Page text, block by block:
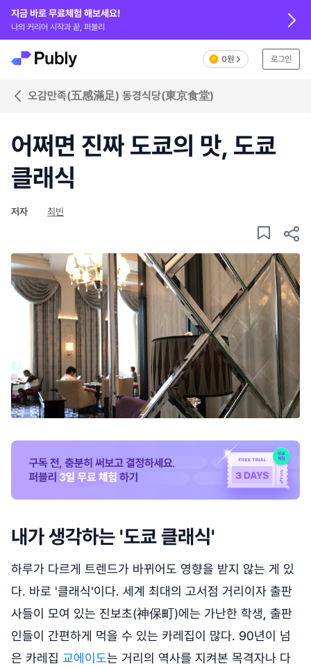
지금 바로 무료체험 해보세요!
나의 커리어 시작과 끝, 퍼블리
0원 로그인
오감만족(五感滿足) 동경식당(東京食堂)
어쩌면 진짜 도쿄의 맛, 도쿄
클래식
저자 최빈
내가 생각하는 '도쿄 클래식'
하루가 다르게 트렌드가 바뀌어도 영향을 받지 않는 게 있
다. 바로 '클래식'이다. 세계 최대의 고서점 거리이자 출판
사들이 모여 있는 진보초(神保町)에는 가난한 학생, 출판
인들이 간편하게 먹을 수 있는 카레집이 많다. 90년이 넘
은 카레집 교에이도는 거리의 역사를 지켜본 목격자나 다